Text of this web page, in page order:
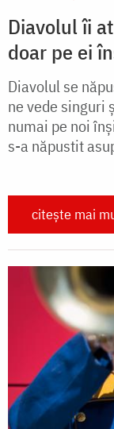
Diavolul îi
doar pe ei
Diavolul se
ne vede singuri
numai pe noi
s-a năpustit
citește mai